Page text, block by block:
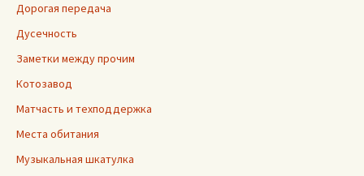
Дорогая передача
Дусечность
Заметки между прочим
Котозавод
Матчасть и техподдержка
Места обитания
Музыкальная шкатулка